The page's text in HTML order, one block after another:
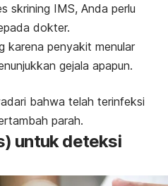
skrining IMS, Anda perlu
dokter.
karena penyakit menular
gejala apapun.
bahwa telah terinfeksi
parah.
untuk deteksi